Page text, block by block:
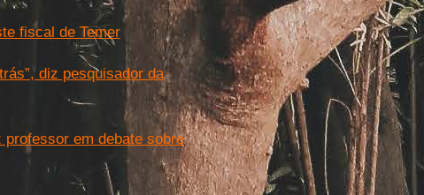
fiscal de Temer
diz pesquisador da
professor em debate sobre